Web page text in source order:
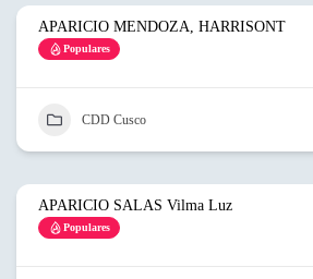
APARICIO MENDOZA, HARRISONT
Populares
CDD Cusco
APARICIO SALAS Vilma Luz
Populares